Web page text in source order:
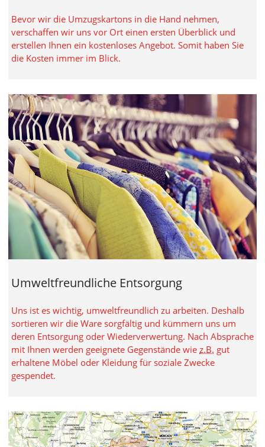
Bevor wir die Umzugskartons in die Hand nehmen,
verschaffen wir uns vor Ort einen ersten Überblick und
erstellen Ihnen ein kostenloses Angebot. Somit haben Sie
die Kosten immer im Blick.
Umweltfreundliche Entsorgung
Uns ist es wichtig, umweltfreundlich zu arbeiten. Deshalb
sortieren wir die Ware sorgfältig und kümmern uns um
deren Entsorgung oder Wiederverwertung. Nach Absprache
mit Ihnen werden geeignete Gegenstände wie z.B. gut
erhaltene Möbel oder Kleidung für soziale Zwecke
gespendet.